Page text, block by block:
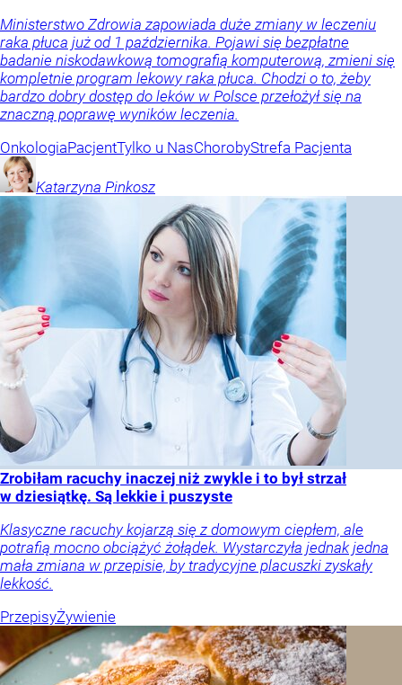
Ministerstwo Zdrowia zapowiada duże zmiany w leczeniu
raka płuca już od 1 października. Pojawi się bezpłatne
badanie niskodawkową tomografią komputerową, zmieni się
kompletnie program lekowy raka płuca. Chodzi o to, żeby
bardzo dobry dostęp do leków w Polsce przełożył się na
znaczną poprawę wyników leczenia.
OnkologiaPacjentTylko u NasChorobyStrefa Pacjenta
Katarzyna Pinkosz
Zrobiłam racuchy inaczej niż zwykle i to był strzał
w dziesiątkę. Są lekkie i puszyste
Klasyczne racuchy kojarzą się z domowym ciepłem, ale
potrafią mocno obciążyć żołądek. Wystarczyła jednak jedna
mała zmiana w przepisie, by tradycyjne placuszki zyskały
lekkość.
PrzepisyŻywienie